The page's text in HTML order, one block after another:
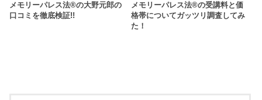
メモリーパレス法®︎の大野元郎の
口コミを徹底検証!!
メモリーパレス法®︎の受講料と価
格帯についてガッツリ調査してみ
た！